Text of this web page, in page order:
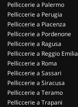
Pelliccerie a Palermo
Pelliccerie a Perugia
Pelliccerie a Piacenza
Pelliccerie a Pordenone
Pelliccerie a Ragusa
Pelliccerie a Reggio Emilia
Pelliccerie a Roma
Pelliccerie a Sassari
Pelliccerie a Siracusa
Pelliccerie a Teramo
Pelliccerie a Trapani